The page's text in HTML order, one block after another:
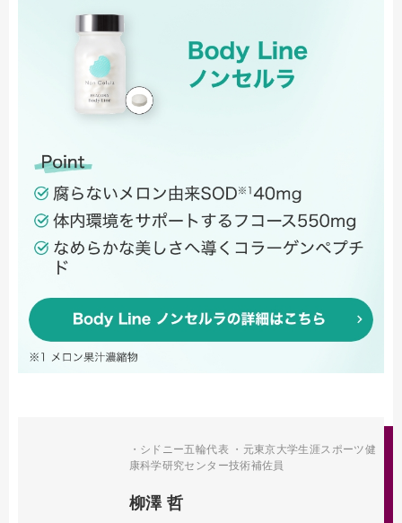
・シドニー五輪代表 ・元東京大学生涯スポーツ健
康科学研究センター技術補佐員
柳澤 哲